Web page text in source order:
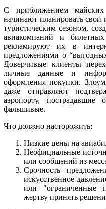
С приближением майских
начинают планировать
туристическим сезоном,
авиакомпаний и
рекламируют их в
предложениями о
Доверчивые клиенты
личные данные и
оформления покупки.
даже отправляют
аэропорту,
фальшивые.
Что должно насторожить:
Низкие цены на
Неофициальные
или сообщений из
Срочность
искусственное
или "ограниченные
жертву принять